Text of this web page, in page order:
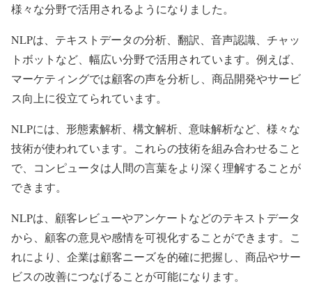
様々な分野で活用されるようになりました。
NLPは、テキストデータの分析、翻訳、音声認識、チャッ
トボットなど、幅広い分野で活用されています。例えば、
マーケティングでは顧客の声を分析し、商品開発やサービ
ス向上に役立てられています。
NLPには、形態素解析、構文解析、意味解析など、様々な
技術が使われています。これらの技術を組み合わせること
で、コンピュータは人間の言葉をより深く理解することが
できます。
NLPは、顧客レビューやアンケートなどのテキストデータ
から、顧客の意見や感情を可視化することができます。こ
れにより、企業は顧客ニーズを的確に把握し、商品やサー
ビスの改善につなげることが可能になります。